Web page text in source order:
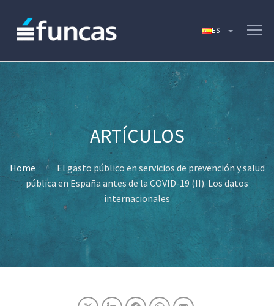
Home
El gasto público en servicios de prevención y salud
pública en España antes de la COVID-19 (II). Los datos
internacionales